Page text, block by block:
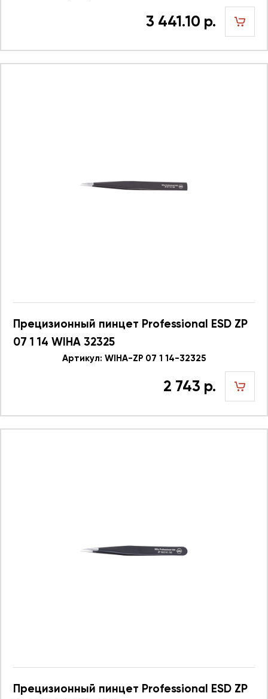
3 441.10 р.
Прецизионный пинцет Professional ESD ZP
07 1 14 WIHA 32325
Артикул: WIHA-ZP 07 1 14-32325
2 743 р.
Прецизионный пинцет Professional ESD ZP